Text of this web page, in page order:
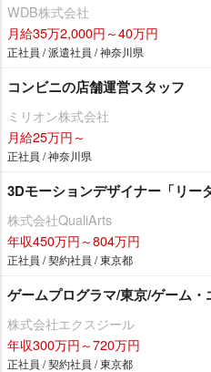
WDB株式会社
月給35万2,000円～40万円
正社員 / 派遣社員 / 神奈川県
コンビニの店舗運営スタッフ
ミリオン株式会社
月給25万円～
正社員 / 神奈川県
3Dモーションデザイナー「リー
株式会社QualiArts
年収450万円～804万円
正社員 / 契約社員 / 東京都
ゲームプログラマ/東京/ゲーム・
株式会社エクスジール
年収300万円～720万円
正社員 / 契約社員 / 東京都